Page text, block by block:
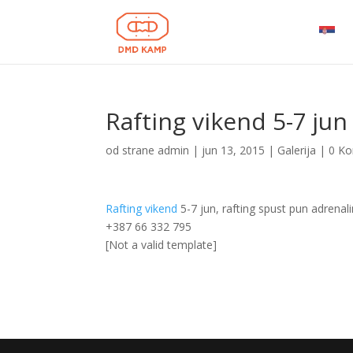
Rafting vikend 5-7 jun
od strane admin | jun 13, 2015 | Galerija | 0
Rafting vikend 5-7 jun, rafting spust pun
+387 66 332 795
[Not a valid template]